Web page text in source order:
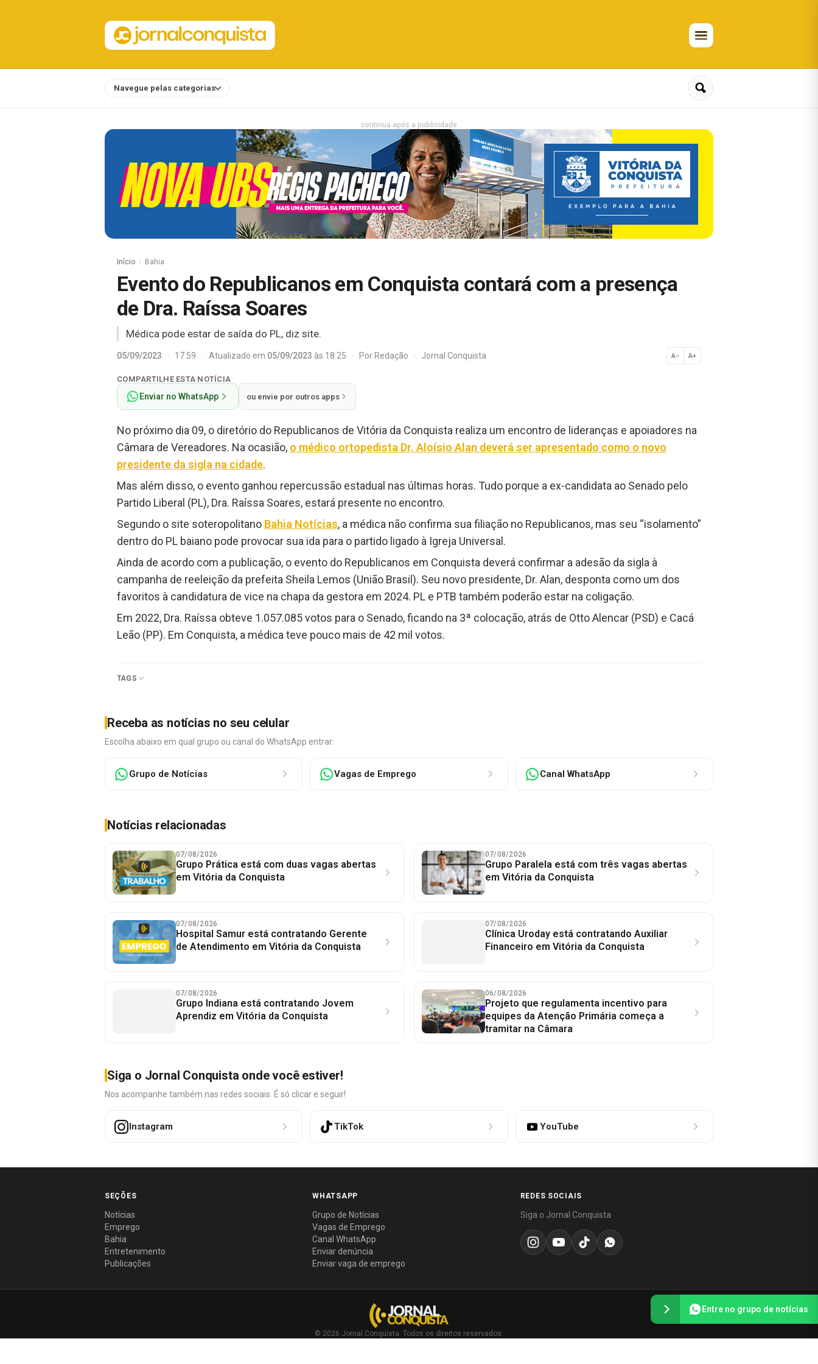
Navegue pelas categorias
continua após a publicidade
Início Bahia
Evento do Republicanos em Conquista contará com a presença
de Dra. Raíssa Soares
Médica pode estar de saída do PL, diz site.
05/09/2023 · 17:59 · Atualizado em 05/09/2023 às 18:25 · PorRedação · Jornal Conquista A− A+
Normal
COMPARTILHE ESTA NOTÍCIA
Enviar no WhatsApp ou envie por outros apps
No próximo dia 09, o diretório do Republicanos de Vitória da Conquista realiza um encontro de lideranças e apoiadores na
Câmara de Vereadores. Na ocasião, o médico ortopedista Dr. Aloísio Alan deverá ser apresentado como o novo
presidente da sigla na cidade.
Mas além disso, o evento ganhou repercussão estadual nas últimas horas. Tudo porque a ex-candidata ao Senado pelo
Partido Liberal (PL), Dra. Raíssa Soares, estará presente no encontro.
Segundo o site soteropolitano Bahia Notícias, a médica não confirma sua filiação no Republicanos, mas seu “isolamento”
dentro do PL baiano pode provocar sua ida para o partido ligado à Igreja Universal.
Ainda de acordo com a publicação, o evento do Republicanos em Conquista deverá confirmar a adesão da sigla à
campanha de reeleição da prefeita Sheila Lemos (União Brasil). Seu novo presidente, Dr. Alan, desponta como um dos
favoritos à candidatura de vice na chapa da gestora em 2024. PL e PTB também poderão estar na coligação.
Em 2022, Dra. Raíssa obteve 1.057.085 votos para o Senado, ficando na 3ª colocação, atrás de Otto Alencar (PSD) e Cacá
Leão (PP). Em Conquista, a médica teve pouco mais de 42 mil votos.
TAGS
Receba as notícias no seu celular
Escolha abaixo em qual grupo ou canal do WhatsApp entrar:
Grupo de Notícias Vagas de Emprego Canal WhatsApp
Notícias relacionadas
07/08/2026
Grupo Prática está com duas vagas abertas
em Vitória da Conquista
07/08/2026
Grupo Paralela está com três vagas abertas
em Vitória da Conquista
07/08/2026
Hospital Samur está contratando Gerente
de Atendimento em Vitória da Conquista
07/08/2026
Clínica Uroday está contratando Auxiliar
Financeiro em Vitória da Conquista
07/08/2026
Grupo Indiana está contratando Jovem
Aprendiz em Vitória da Conquista
06/08/2026
Projeto que regulamenta incentivo para
equipes da Atenção Primária começa a
tramitar na Câmara
Siga o Jornal Conquista onde você estiver!
Nos acompanhe também nas redes sociais. É só clicar e seguir!
Instagram TikTok YouTube
SEÇÕES
Notícias
Emprego
Bahia
Entretenimento
Publicações
WHATSAPP
Grupo de Notícias
Vagas de Emprego
Canal WhatsApp
Enviar denúncia
Enviar vaga de emprego
REDES SOCIAIS
Siga o Jornal Conquista
© 2026 Jornal Conquista. Todos os direitos reservados.
Entre no grupo de notícias